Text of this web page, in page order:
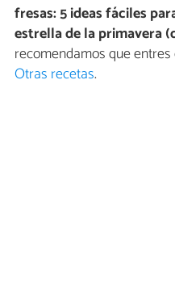
fresas: 5 ideas fáciles
estrella de la primavera
recomendamos que
Otras recetas.